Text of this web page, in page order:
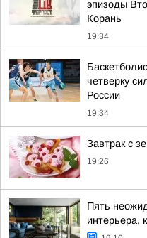
эпизоды
Корань
19:34
четверку
России
19:34
Завтрак с
19:26
Пять
интерьера,